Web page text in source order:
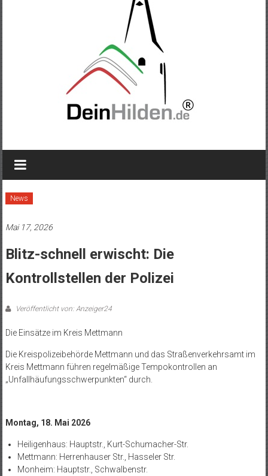
News
Mai 17, 2026
Blitz-schnell erwischt: Die
Kontrollstellen der Polizei
Veröffentlicht von: Anzeiger24
Die Einsätze im Kreis Mettmann
Die Kreispolizeibehörde Mettmann und das Straßenverkehrsamt im
Kreis Mettmann führen regelmäßige Tempokontrollen an
„Unfallhäufungsschwerpunkten“ durch.
Montag, 18. Mai 2026
Heiligenhaus: Hauptstr., Kurt-Schumacher-Str.
Mettmann: Herrenhauser Str., Hasseler Str.
Monheim: Hauptstr., Schwalbenstr.